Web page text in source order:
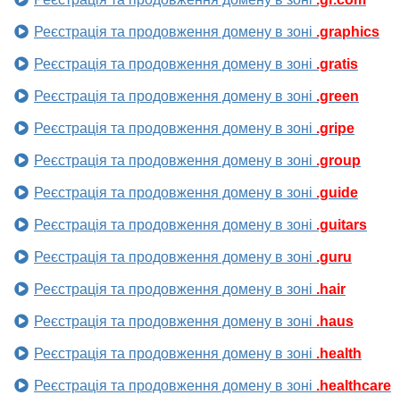
Реєстрація та продовження домену в зоні .graphics
Реєстрація та продовження домену в зоні .gratis
Реєстрація та продовження домену в зоні .green
Реєстрація та продовження домену в зоні .gripe
Реєстрація та продовження домену в зоні .group
Реєстрація та продовження домену в зоні .guide
Реєстрація та продовження домену в зоні .guitars
Реєстрація та продовження домену в зоні .guru
Реєстрація та продовження домену в зоні .hair
Реєстрація та продовження домену в зоні .haus
Реєстрація та продовження домену в зоні .health
Реєстрація та продовження домену в зоні .healthcare